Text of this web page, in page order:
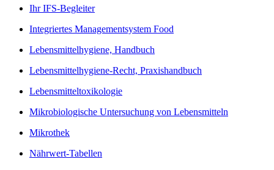
Ihr IFS-Begleiter
Integriertes Managementsystem Food
Lebensmittelhygiene, Handbuch
Lebensmittelhygiene-Recht, Praxishandbuch
Lebensmitteltoxikologie
Mikrobiologische Untersuchung von Lebensmitteln
Mikrothek
Nährwert-Tabellen